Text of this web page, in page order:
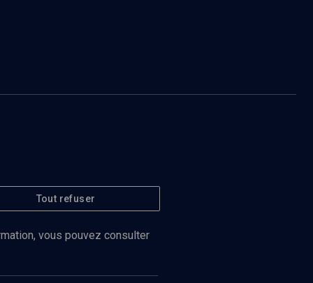
Tout refuser
vous pouvez consulter